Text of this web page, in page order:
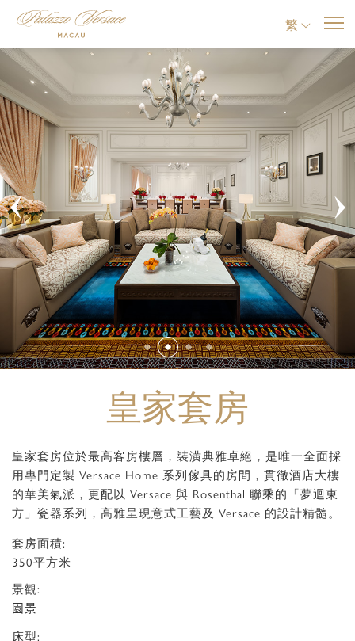
繁
Previous
皇家套房
皇家套房位於最高客房樓層，裝潢典雅卓絕，是唯一全面採
用專門定製 Versace Home 系列傢具的房間，貫徹酒店大樓
的華美氣派，更配以 Versace 與 Rosenthal 聯乘的「夢迴東
方」瓷器系列，高雅呈現意式工藝及 Versace 的設計精髓。
套房面積:
350平方米
景觀:
園景
床型: